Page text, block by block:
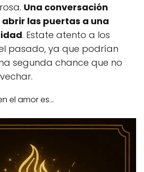
Una conversación
las puertas a una
. Estate atento a los
pasado, ya que podrían
segunda chance que no
el amor es...